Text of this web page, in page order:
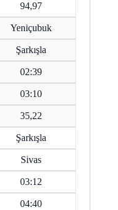
94,97
Yeniçubuk
Şarkışla
02:39
03:10
35,22
Şarkışla
Sivas
03:12
04:40